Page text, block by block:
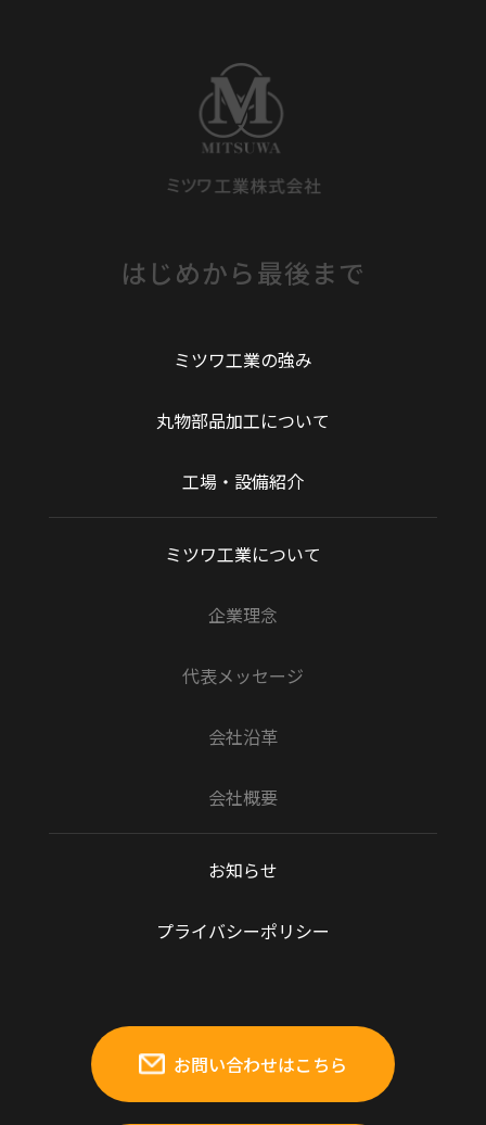
はじめから最後まで
ミツワ工業の強み
丸物部品加工について
工場・設備紹介
ミツワ工業について
企業理念
代表メッセージ
会社沿革
会社概要
お知らせ
プライバシーポリシー
お問い合わせはこちら